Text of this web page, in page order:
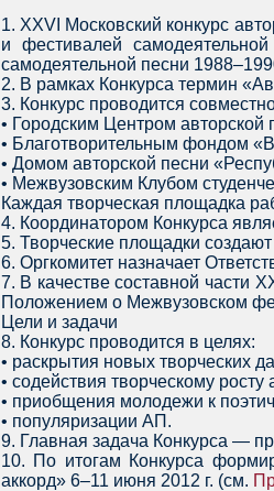
1. XXVI Московский конкурс
и фестивалей
самодеятельной песни
2. В рамках Конкурса термин
3. Конкурс проводится
• Городским Центром авторской
• Благотворительным фондом
• Домом авторской песни
• Межвузовским Клубом
Каждая творческая площадка
4. Координатором Конкурса
5. Творческие площадки
6. Оргкомитет назначает
7. В качестве составной части
Положением о Межвузовском
Цели и задачи
8. Конкурс проводится в целях:
• раскрытия новых творческих
• содействия творческому
• приобщения молодежи к
• популяризации АП.
9. Главная задача Конкурса —
10. По итогам Конкурса
аккорд» 6–11 июня 2012 г. (см.